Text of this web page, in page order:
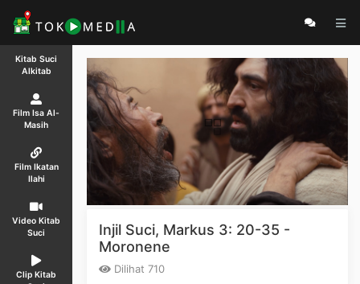
Kitab Suci
Alkitab
Film Isa Al-
Masih
Film Ikatan
Ilahi
Video Kitab
Suci
Clip Kitab
Injil Suci, Markus 3: 20-35 -
Moronene
Dilihat 710